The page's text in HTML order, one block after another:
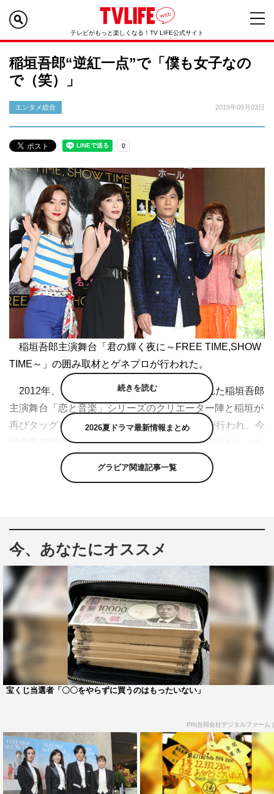
テレビがもっと楽しくなる！TV LIFE公式サイト
稲垣吾郎“逆紅一点”で「僕も女子なの
で（笑）」
エンタメ総合 2019年09月03日
稲垣吾郎主演舞台「君の輝く夜に～FREE TIME,SHOW
TIME～」の囲み取材とゲネプロが行われた。
2012年、14年、16年と3度にわたり上演された稲垣吾郎
主演舞台「恋と音楽」シリーズのクリエーター陣と稲垣が
再びタッグを組んだ本作。18年には京都公演が行われ、今
回の東京版はショーシーンをリニューアル、よりおしゃれ
なエンターテインメントとして贈る。
稲垣、安寿ミラ、北村岳子、中島亜梨沙が参加したゲネ
で“逆紅一点”の立場でのけいこ場での様子については「ま
ぁ僕も女子なのでね～（笑）」とおどけて取材陣を笑わ
せ、「女子会に参加している感じで。美女3人に囲まれて
るのは気分がいいですよ（笑）」と。すると安寿が「女性
3人がわりとさっぱりして男っぽいので、ほんと、女子会
みたいなトークをしてますね」と話し仲の良さをうかがわ
せた。
記者から盛り上がった“女子トーク”について問われると
士みたいな感じで、本当に詳しいんですよ。番組できるん
じゃないかぐらい」と。記者から会場である日本青年館ホ
ール付近の有名店“ホープ軒”が話題に上がると、「懐かし
いですよね。この辺は僕らも仕事でよく来てた場所なの
続きを読む
2026夏ドラマ最新情報まとめ
グラビア関連記事一覧
今、あなたにオススメ
宝くじ当選者「〇〇をやらずに買うのはもったいない」
PR(合同会社デジタルファーム )